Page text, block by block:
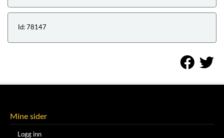
Id: 78147
Mine sider
Logg inn